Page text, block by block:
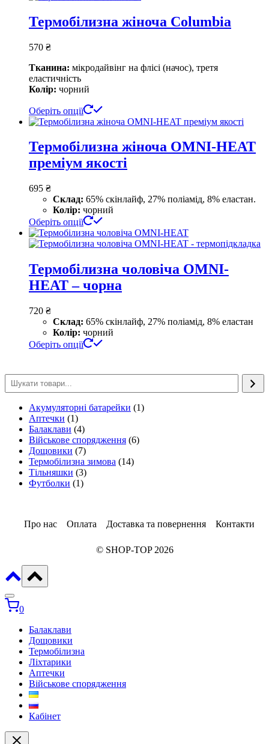
варіантів.
Параметри
сторінці
Термобілизна жіноча Columbia
570 ₴
Тканина: мікродайвінг на флісі (начос), третя
еластичність
Колір: чорний
Оберіть опції
Цей
товар
варіантів.
Параметри
на
сторінці
товару
Термобілизна жіноча OMNI-HEAT
преміум якості
695 ₴
Склад: 65% скінлайф, 27% поліамід, 8% еластан.
Колір: чорний
Оберіть опції
Цей
товар
має
Параметри
можна
вибрати
сторінці
товару
Термобілизна чоловіча OMNI-
HEAT – чорна
720 ₴
Склад: 65% скінлайф, 27% поліамід, 8% еластан
Колір: чорний
Оберіть опції
Цей
кілька
можна
сторінці
Акумуляторні батарейки 11
Аптечки 11
товар
Балаклави 44
товари
Військове спорядження 66
Дощовики 77
товарів
Термобілизна зимова 1414
Тільняшки 33
товари
Футболки 11
Про нас Оплата Доставка та повернення Контакти
© SHOP-TOP 2026
0
Балаклави
Дощовики
Термобілизна
Ліхтарики
Аптечки
Військове спорядження
Кабінет